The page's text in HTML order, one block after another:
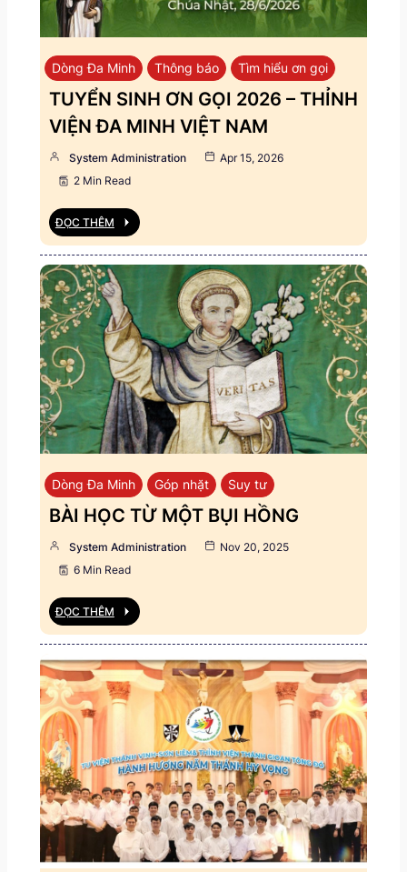
Dòng Đa Minh Thông báo Tìm hiểu ơn gọi
TUYỂN SINH ƠN GỌI 2026 – THỈNH
VIỆN ĐA MINH VIỆT NAM
System Administration
Apr 15, 2026
2 Min Read
ĐỌC THÊM
Dòng Đa Minh Góp nhặt Suy tư
BÀI HỌC TỪ MỘT BỤI HỒNG
System Administration
Nov 20, 2025
6 Min Read
ĐỌC THÊM